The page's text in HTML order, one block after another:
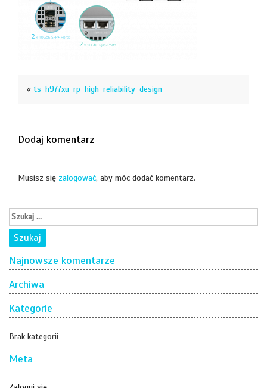
« ts-h977xu-rp-high-reliability-design
Dodaj komentarz
Musisz się zalogować, aby móc dodać komentarz.
Najnowsze komentarze
Archiwa
Kategorie
Brak kategorii
Meta